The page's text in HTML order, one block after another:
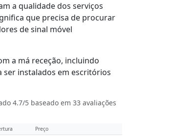
a qualidade dos serviços
que precisa de procurar
de sinal móvel
a má receção, incluindo
ser instalados em escritórios
4.7/5 baseado em 33 avaliações
Preço